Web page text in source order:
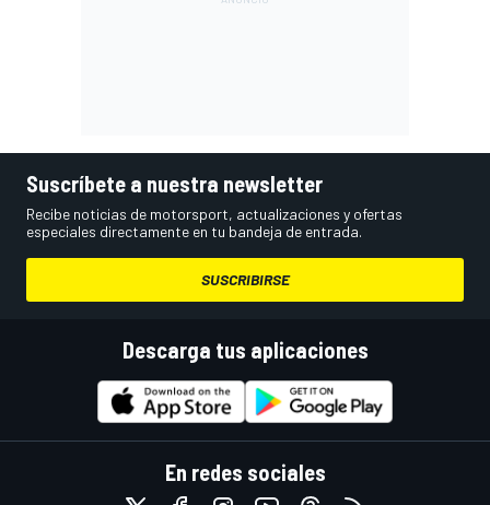
Suscríbete a nuestra newsletter
Recibe noticias de motorsport, actualizaciones y ofertas
especiales directamente en tu bandeja de entrada.
SUSCRIBIRSE
Descarga tus aplicaciones
En redes sociales